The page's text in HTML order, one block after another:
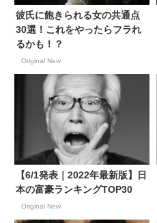
彼氏に飽きられる女の共通点
30選！これをやったらフラれ
るかも！？
Original New
【6/1発表｜2022年最新版】日
本の富豪ランキングTOP30
Original New